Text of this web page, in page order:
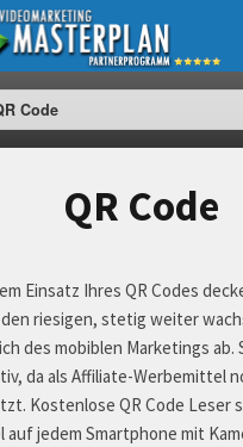
Code
QR Code
Einsatz Ihres QR Codes
riesigen, stetig weiter
des mobiblen Marketings ab.
da als Affiliate-Werbemittel
Kostenlose QR Code Leser
auf jedem Smartphone mit